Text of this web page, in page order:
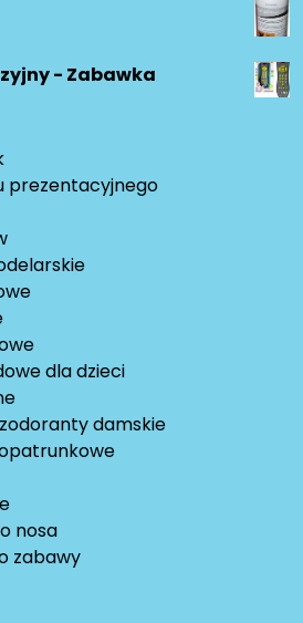
- Zabawka
prezentacyjnego
dla dzieci
damskie
nosa
zabawy